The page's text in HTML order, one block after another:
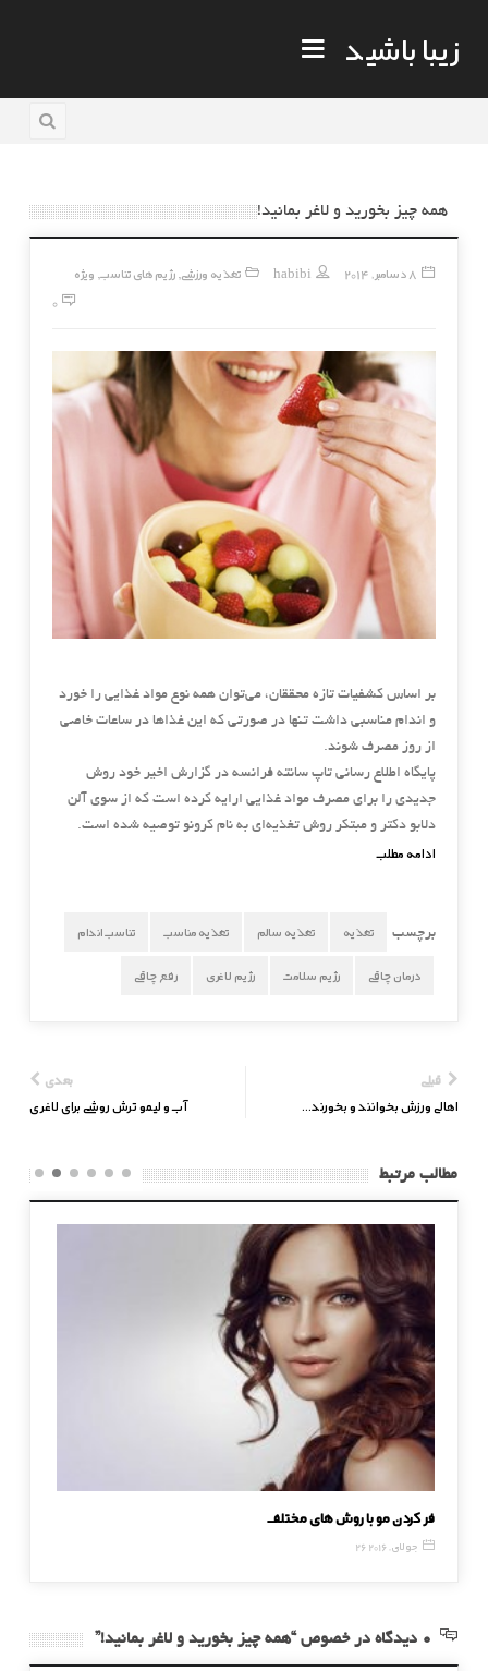
زیبا باشید
همه چیز بخورید و لاغر بمانید!
8 دسامبر, 2014 habibi تغذیه ورزشی, رژیم های تناسب, ویژه
0
بر اساس کشفیات تازه محققان، می‌توان همه نوع مواد غذایی را خورد
و اندام مناسبی داشت تنها در صورتی که این غذاها در ساعات خاصی
از روز مصرف شوند.
پایگاه اطلاع رسانی تاپ سانته فرانسه در گزارش اخیر خود روش
جدیدی را برای مصرف مواد غذایی ارایه کرده است که از سوی آلن
دلابو دکتر و مبتکر روش تغذیه‌ای به نام کرونو توصیه شده است.
ادامه مطلب
برچسب تغذیه تغذیه سالم تغذیه مناسب تناسب اندام
درمان چاقی رژیم سلامت رژیم لاغری رفع چاقی
قبلی
اهالی ورزش بخوانند و بخورند…
بعدی
آب و لیمو ترش روشی برای لاغری
مطالب مرتبط
فر کردن مو با روش های مختلف
26 جولای, 2016